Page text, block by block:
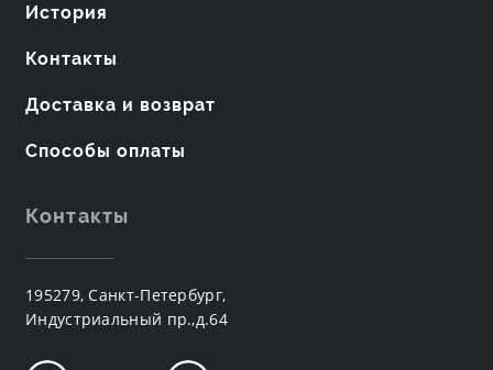
История
Контакты
Доставка и возврат
Способы оплаты
Контакты
195279, Санкт-Петербург,
Индустриальный пр.,д.64